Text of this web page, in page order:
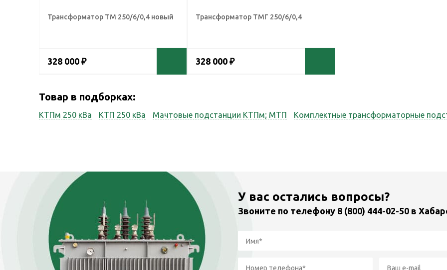
Трансформатор ТМ 250/6/0,4 новый
328 000 ₽
Трансформатор ТМГ 250/6/0,4
328 000 ₽
Товар в подборках:
КТПм 250 кВа КТП 250 кВа Мачтовые подстанции КТПм; МТП Комплектные трансформаторные
У вас остались вопросы?
Звоните по телефону 8 (800) 444-02-50 в